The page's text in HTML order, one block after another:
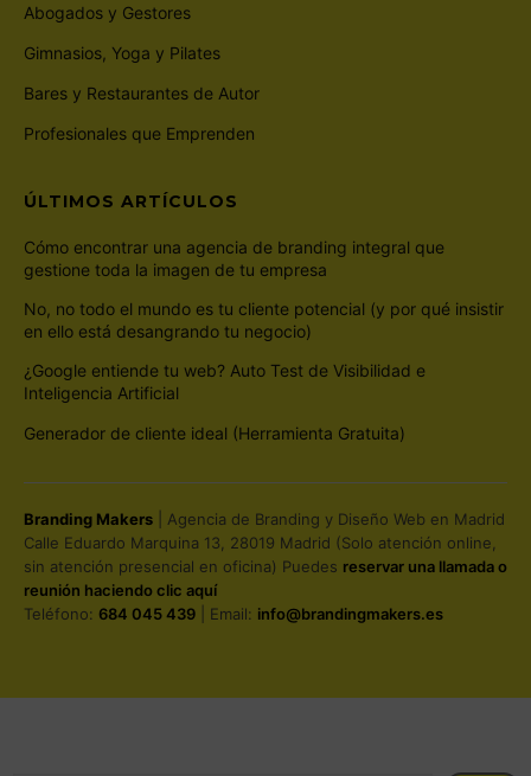
Abogados y Gestores
Gimnasios, Yoga y Pilates
Bares y Restaurantes de Autor
Profesionales que Emprenden
ÚLTIMOS ARTÍCULOS
Cómo encontrar una agencia de branding integral que
gestione toda la imagen de tu empresa
No, no todo el mundo es tu cliente potencial (y por qué insistir
en ello está desangrando tu negocio)
¿Google entiende tu web? Auto Test de Visibilidad e
Inteligencia Artificial
Generador de cliente ideal (Herramienta Gratuita)
Branding Makers | Agencia de Branding y Diseño Web en Madrid
Calle Eduardo Marquina 13, 28019 Madrid (Solo atención online,
sin atención presencial en oficina) Puedes reservar una llamada o
reunión haciendo clic aquí
Teléfono: 684 045 439 | Email: info@brandingmakers.es